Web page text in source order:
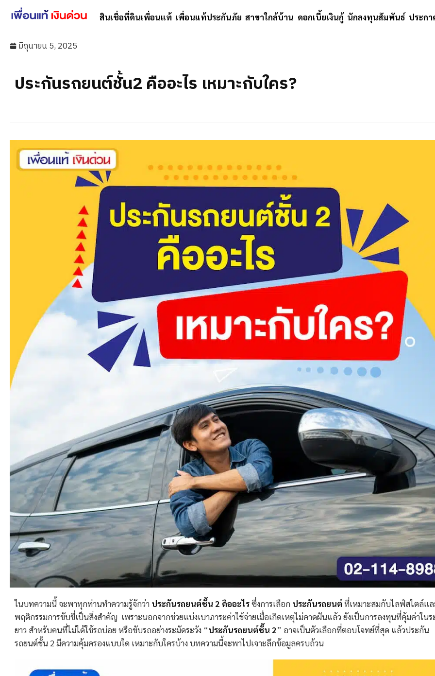
สินเชื่อที่ดินเพื่อนแท้ เพื่อนแท้ประกันภัย สาขาใกล้บ้าน ดอกเบี้ยเงินกู้ นักลงทุนสัมพันธ์ ประก
มิถุนายน 5, 2025
ประกันรถยนต์ชั้น2 คืออะไร เหมาะกับใคร?
ในบทความนี้ จะพาทุกท่านทำความรู้จักว่า ประกันรถยนต์ชั้น 2 คืออะไรซึ่งการเลือก ประกันรถยนต์ ที่เหมาะสมกับไลฟ์สไตล์แล
พฤติกรรมการขับขี่เป็นสิ่งสำคัญ เพราะนอกจากช่วยแบ่งเบาภาระค่าใช้จ่ายเมื่อเกิดเหตุไม่คาดฝันแล้ว ยังเป็นการลงทุนที่คุ้มค่าในร
ยาว สำหรับคนที่ไม่ได้ใช้รถบ่อย หรือขับรถอย่างระมัดระวัง “ประกันรถยนต์ชั้น 2” อาจเป็นตัวเลือกที่ตอบโจทย์ที่สุด แล้วประกัน
รถยนต์ชั้น 2มีความคุ้มครองแบบใด เหมาะกับใครบ้าง บทความนี้จะพาไปเจาะลึกข้อมูลครบถ้วน